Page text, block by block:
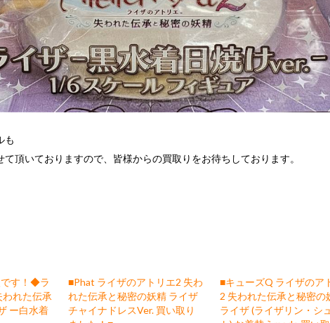
も
て頂いておりますので、皆様からの買取りをお待ちしております。
す！◆ラ
れた伝承
ー白水着
■Phat ライザのアトリエ2 失わ
れた伝承と秘密の妖精 ライザ
チャイナドレスVer. 買い取り
■キューズQ ライザのア
2 失われた伝承と秘密の
ライザ (ライザリン・シ